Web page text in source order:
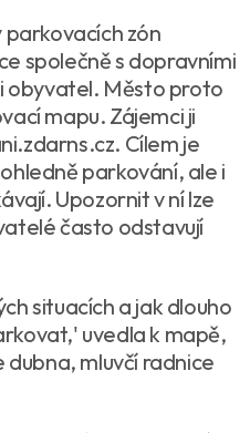
zón
společně s dopravními
obyvatel. Město proto
mapu. Zájemci ji
Cílem je
parkování, ale i
Upozornit v ní lze
často odstavují
situacích a jak dlouho
uvedla k mapě,
dubna, mluvčí radnice